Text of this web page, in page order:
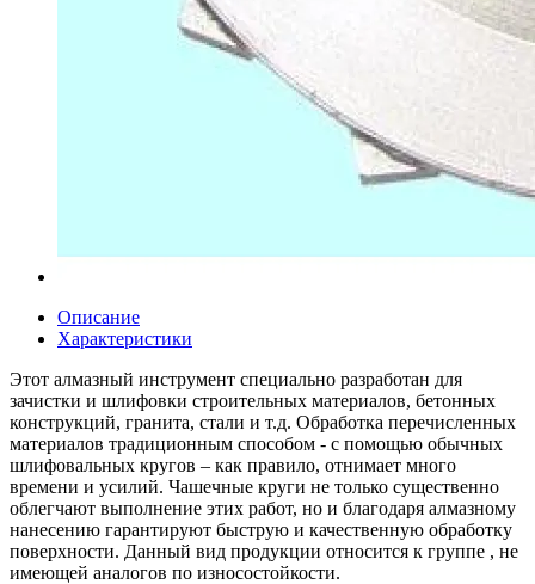
Описание
Характеристики
Этот алмазный инструмент специально разработан для
зачистки и шлифовки строительных материалов, бетонных
конструкций, гранита, стали и т.д. Обработка перечисленных
материалов традиционным способом - с помощью обычных
шлифовальных кругов – как правило, отнимает много
времени и усилий. Чашечные круги не только существенно
облегчают выполнение этих работ, но и благодаря алмазному
нанесению гарантируют быструю и качественную обработку
поверхности. Данный вид продукции относится к группе , не
имеющей аналогов по износостойкости.